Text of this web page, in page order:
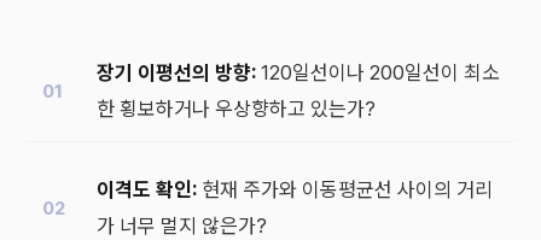
장기 이평선의 방향: 120일선이나 200일선이 최소
한 횡보하거나 우상향하고 있는가?
이격도 확인: 현재 주가와 이동평균선 사이의 거리
가 너무 멀지 않은가?